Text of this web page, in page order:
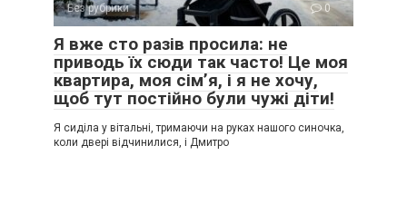
Без рубрики 0
Я вже сто разів просила: не
приводь їх сюди так часто! Це моя
квартира, моя сім’я, і я не хочу,
щоб тут постійно були чужі діти!
Я сиділа у вітальні, тримаючи на руках нашого синочка,
коли двері відчинилися, і Дмитро